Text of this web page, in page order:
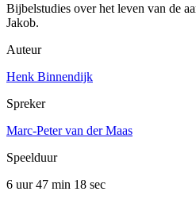
Bijbelstudies over het leven van de
Jakob.
Auteur
Henk Binnendijk
Spreker
Marc-Peter van der Maas
Speelduur
6 uur 47 min 18 sec